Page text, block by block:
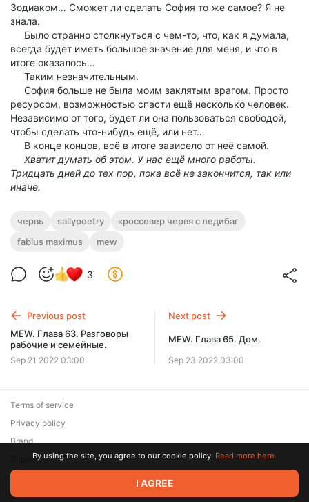
Зодиаком… Сможет ли сделать София то же самое? Я не
знала.
Было странно столкнуться с чем-то, что, как я думала,
всегда будет иметь большое значение для меня, и что в
итоге оказалось…
Таким незначительным.
София больше не была моим заклятым врагом. Просто
ресурсом, возможностью спасти ещё несколько человек.
Независимо от того, будет ли она пользоваться свободой,
чтобы сделать что-нибудь ещё, или нет…
В конце концов, всё в итоге зависело от неё самой.
Хватит думать об этом. У нас ещё много работы.
Тридцать дней до тех пор, пока всё не закончится, так или
иначе.
червь sallypoetry
кроссовер червя с ледибаг
fabius maximus
mew
3
Previous post
MEW. Глава 63. Разговоры
рабочие и семейные.
Sep 21 2022 03:00
Next post
MEW. Глава 65. Дом.
Sep 23 2022 03:00
© 2026 Zaya Solutions Limited. All rights reserved. All trademarks
are the property of their respective owners.
Terms of service
Privacy policy
Brand
SupportBy using the site, you agree to our cookie policy. Read more here.
I AGREE